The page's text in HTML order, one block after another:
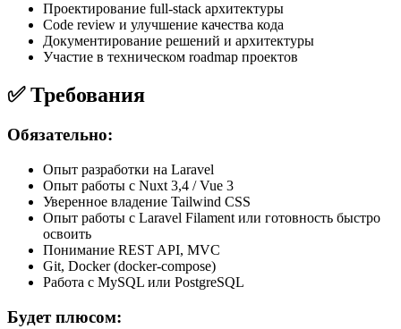
Проектирование full-stack архитектуры
Code review и улучшение качества кода
Документирование решений и архитектуры
Участие в техническом roadmap проектов
✅ Требования
Обязательно:
Опыт разработки на Laravel
Опыт работы с Nuxt 3,4 / Vue 3
Уверенное владение Tailwind CSS
Опыт работы с Laravel Filament или готовность быстро
освоить
Понимание REST API, MVC
Git, Docker (docker-compose)
Работа с MySQL или PostgreSQL
Будет плюсом: